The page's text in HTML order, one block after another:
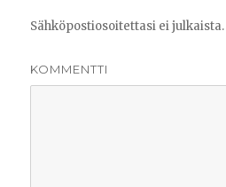
Sähköpostiosoitettasi ei julkaista.
KOMMENTTI